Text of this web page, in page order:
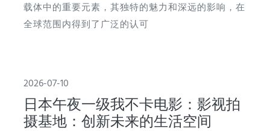
载体中的重要元素，其独特的魅力和深远的影响，在
全球范围内得到了广泛的认可
2026-07-10
日本午夜一级我不卡电影：影视拍
摄基地：创新未来的生活空间